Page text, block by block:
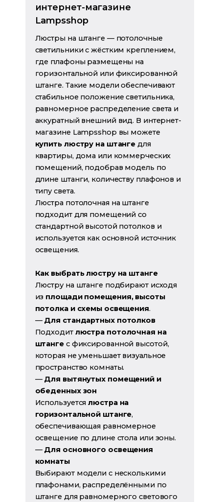
интернет-магазине
Lampsshop
Люстры на штанге — потолочные
светильники с жёстким креплением,
где плафоны размещены на
горизонтальной или фиксированной
штанге. Такие модели обеспечивают
стабильное положение светильника,
равномерное распределение света и
аккуратный внешний вид. В интернет-
магазине Lampsshop вы можете
купить люстру на штанге для
квартиры, дома или коммерческих
помещений, подобрав модель по
длине штанги, количеству плафонов и
типу света.
Люстра потолочная на штанге
подходит для помещений со
стандартной высотой потолков и
используется как основной источник
освещения.
Как выбрать люстру на штанге
Люстру на штанге подбирают исходя
из площади помещения, высоты
потолка и схемы освещения.
— Для стандартных потолков
Подходит люстра потолочная на
штангес фиксированной высотой,
которая не уменьшает визуальное
пространство комнаты.
— Для вытянутых помещений и
обеденных зон
Используетсялюстра на
горизонтальной штанге,
обеспечивающая равномерное
освещение по длине стола или зоны.
— Для основного освещения
комнаты
Выбирают модели с несколькими
плафонами, распределёнными по
штанге для равномерного светового